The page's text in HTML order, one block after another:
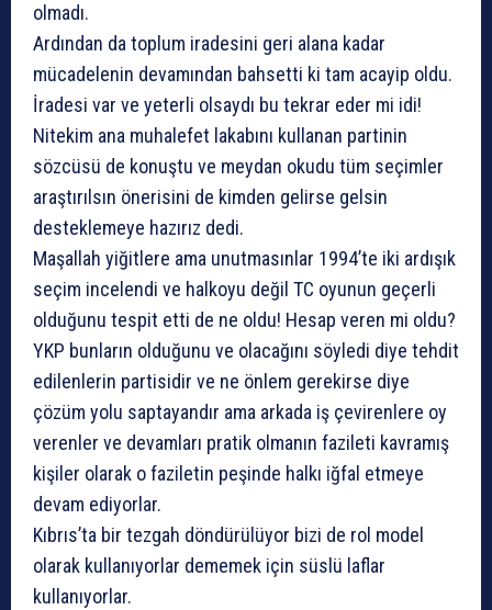
olmadı.
Ardından da toplum iradesini geri alana kadar
mücadelenin devamından bahsetti ki tam acayip oldu.
İradesi var ve yeterli olsaydı bu tekrar eder mi idi!
Nitekim ana muhalefet lakabını kullanan partinin
sözcüsü de konuştu ve meydan okudu tüm seçimler
araştırılsın önerisini de kimden gelirse gelsin
desteklemeye hazırız dedi.
Maşallah yiğitlere ama unutmasınlar 1994’te iki ardışık
seçim incelendi ve halkoyu değil TC oyunun geçerli
olduğunu tespit etti de ne oldu! Hesap veren mi oldu?
YKP bunların olduğunu ve olacağını söyledi diye tehdit
edilenlerin partisidir ve ne önlem gerekirse diye
çözüm yolu saptayandır ama arkada iş çevirenlere oy
verenler ve devamları pratik olmanın fazileti kavramış
kişiler olarak o faziletin peşinde halkı iğfal etmeye
devam ediyorlar.
Kıbrıs’ta bir tezgah döndürülüyor bizi de rol model
olarak kullanıyorlar dememek için süslü laflar
kullanıyorlar.